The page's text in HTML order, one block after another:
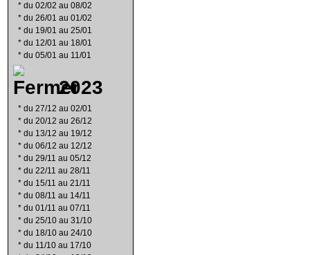
* du 02/02 au 08/02
* du 26/01 au 01/02
* du 19/01 au 25/01
* du 12/01 au 18/01
* du 05/01 au 11/01
2023
* du 27/12 au 02/01
* du 20/12 au 26/12
* du 13/12 au 19/12
* du 06/12 au 12/12
* du 29/11 au 05/12
* du 22/11 au 28/11
* du 15/11 au 21/11
* du 08/11 au 14/11
* du 01/11 au 07/11
* du 25/10 au 31/10
* du 18/10 au 24/10
* du 11/10 au 17/10